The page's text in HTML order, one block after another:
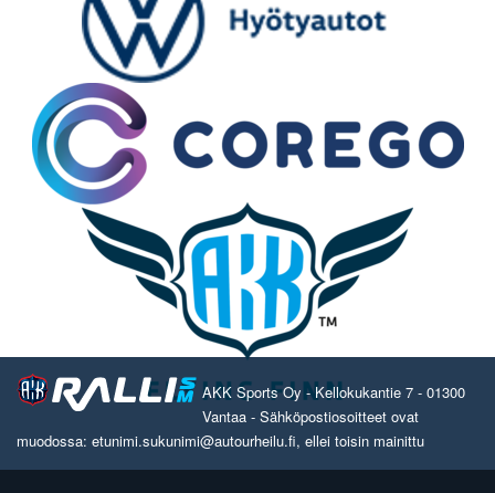
AKK Sports Oy - Kellokukantie 7 - 01300
Vantaa - Sähköpostiosoitteet ovat
muodossa: etunimi.sukunimi@autourheilu.fi, ellei toisin mainittu